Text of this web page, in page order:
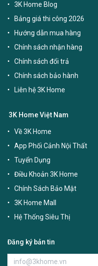
3K Home Blog
Bảng giá thi công 2026
Hướng dẫn mua hàng
Chính sách nhận hàng
Chính sách đổi trả
Chính sách bảo hành
Liên hệ 3K Home
3K Home Việt Nam
Về 3K Home
App Phối Cảnh Nội Thất
Tuyển Dụng
Điều Khoản 3K Home
Chính Sách Bảo Mật
3K Home Mall
Hệ Thống Siêu Thị
Đăng ký bản tin